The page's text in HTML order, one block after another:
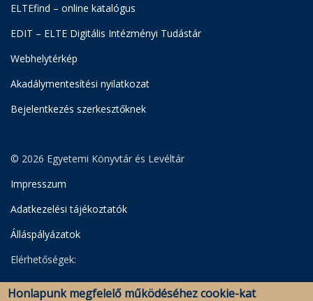
ELTEfind – online katalógus
EDIT – ELTE Digitális Intézményi Tudástár
Webhelytérkép
Akadálymentesítési nyilatkozat
Bejelentkezés szerkesztőknek
© 2026 Egyetemi Könyvtár és Levéltár
Impresszum
Adatkezelési tájékoztatók
Álláspályázatok
Elérhetőségek:
Egyetemi Könyvtár
Honlapunk megfelelő működéséhez cookie-kat